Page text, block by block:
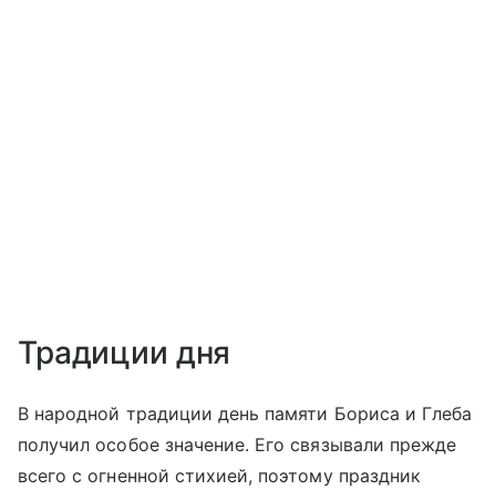
Традиции дня
В народной традиции день памяти Бориса и Глеба
получил особое значение. Его связывали прежде
всего с огненной стихией, поэтому праздник